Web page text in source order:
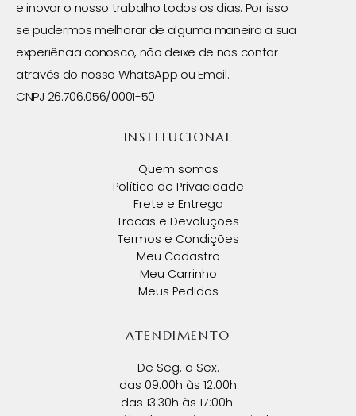
e inovar o nosso trabalho todos os dias. Por isso
se pudermos melhorar de alguma maneira a sua
experiência conosco, não deixe de nos contar
através do nosso WhatsApp ou Email.
CNPJ 26.706.056/0001-50
INSTITUCIONAL
Quem somos
Política de Privacidade
Frete e Entrega
Trocas e Devoluções
Termos e Condições
Meu Cadastro
Meu Carrinho
Meus Pedidos
ATENDIMENTO
De Seg. a Sex.
das 09:00h às 12:00h
das 13:30h às 17:00h.